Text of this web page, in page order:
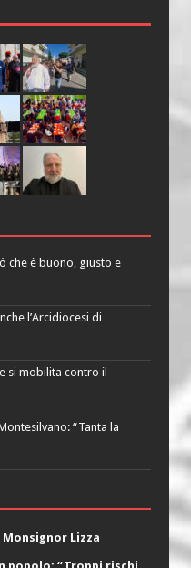
che è buono, giusto e
l’Arcidiocesi di
si mobilita contro il
“Tanta la
Monsignor Lizza